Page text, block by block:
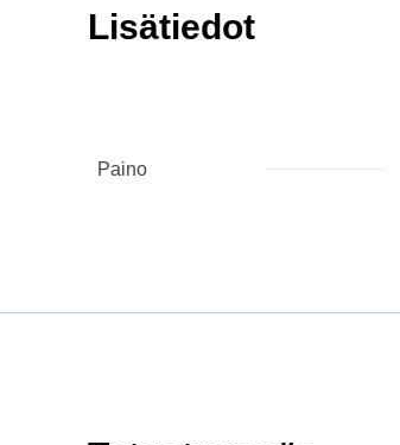
Lisätiedot
Paino